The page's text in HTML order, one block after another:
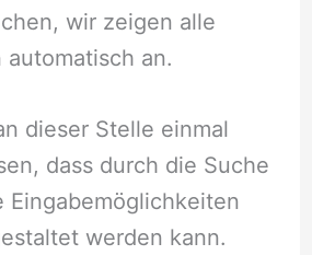
wir zeigen alle
an.
dieser Stelle einmal
dass durch die Suche
Eingabemöglichkeiten
werden kann.